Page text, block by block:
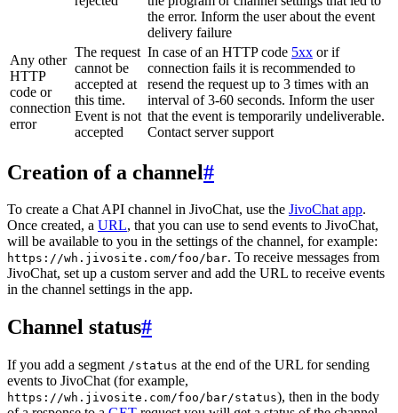
the error. Inform the user about the event
delivery failure
Any other
HTTP
code or
connection
error
The request
cannot be
accepted at
this time.
Event is not
accepted
In case of an HTTP code 5xx or if
connection fails it is recommended to
resend the request up to 3 times with an
interval of 3-60 seconds. Inform the user
that the event is temporarily undeliverable.
Contact server support
Creation of a channel#
To create a Chat API channel in JivoChat, use the JivoChat app.
Once created, a URL, that you can use to send events to JivoChat,
will be available to you in the settings of the channel, for example:
https://wh.jivosite.com/foo/bar. To receive messages from
JivoChat, set up a custom server and add the URL to receive events
in the channel settings in the app.
Channel status#
If you add a segment /status at the end of the URL for sending
events to JivoChat (for example,
https://wh.jivosite.com/foo/bar/status), then in the body